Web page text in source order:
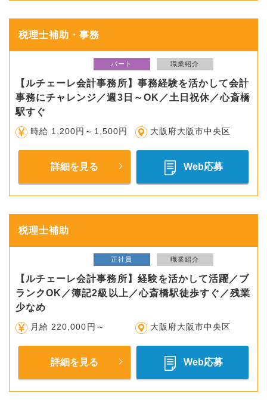
税理士補助・事務
パート 職業紹介
【ルチェーレ会計事務所】事務経験を活かして会計
事務にチャレンジ／週3日～OK／土日祝休／心斎橋
駅すぐ
時給 1,200円～1,500円 大阪府大阪市中央区
詳細を見る Web応募
税理士補助
正社員 職業紹介
【ルチェーレ会計事務所】経験を活かして活躍／ブ
ランクOK／簿記2級以上／心斎橋駅徒歩すぐ／残業
少なめ
月給 220,000円～ 大阪府大阪市中央区
詳細を見る Web応募